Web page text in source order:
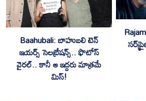
Baahubali: బాహుబలి టెన్
ఇయర్స్ సెలబ్రేషన్స్.. ఫొటోస్
వైరల్.. కానీ ఆ ఇద్దరు మాత్రమే
మిస్!